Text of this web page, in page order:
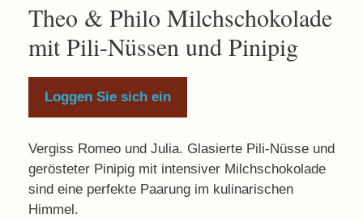
Theo & Philo Milchschokolade
mit Pili-Nüssen und Pinipig
Loggen Sie sich ein
Vergiss Romeo und Julia. Glasierte Pili-Nüsse und
gerösteter Pinipig mit intensiver Milchschokolade
sind eine perfekte Paarung im kulinarischen
Himmel.